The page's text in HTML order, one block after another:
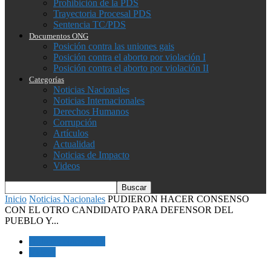
Prohibición de la PDS
Trayectoria Procesal PDS
Sentencia TC/PDS
Documentos ONG
Posición contra las uniones gais
Posición contra el aborto por violación I
Posición contra el aborto por violación II
Categorías
Noticias Nacionales
Noticias Internacionales
Derechos Humanos
Corrupción
Artículos
Actualidad
Noticias de Impacto
Videos
Inicio Noticias Nacionales PUDIERON HACER CONSENSO
CON EL OTRO CANDIDATO PARA DEFENSOR DEL
PUEBLO Y...